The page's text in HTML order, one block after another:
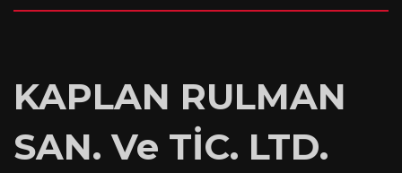
KAPLAN RULMAN
SAN. Ve TİC. LTD.